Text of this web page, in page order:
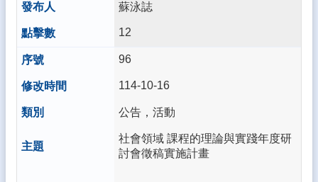
蘇泳誌
12
96
114-10-16
公告，活動
社會領域 課程的理論與實踐年度研
討會徵稿實施計畫